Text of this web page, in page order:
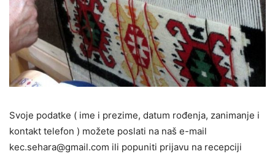
Svoje podatke ( ime i prezime, datum rođenja, zanimanje i
kontakt telefon ) možete poslati na naš e-mail
kec.sehara@gmail.com ili popuniti prijavu na recepciji